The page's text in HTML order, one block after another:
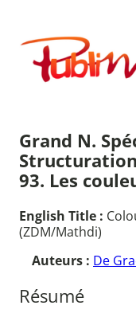
contenu
Publimath
Grand N.
Structuration
93. Les
English Title :
(ZDM/Mathdi)
Auteurs : De
Résumé